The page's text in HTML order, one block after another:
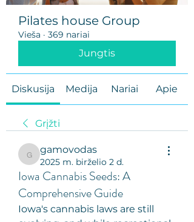
Pilates house Group
Vieša · 369 nariai
Jungtis
Diskusija Medija Nariai Apie
Grįžti
gamovodas
gamovodas
2025 m. birželio 2 d.
Iowa Cannabis Seeds: A
Comprehensive Guide
Iowa's cannabis laws are still